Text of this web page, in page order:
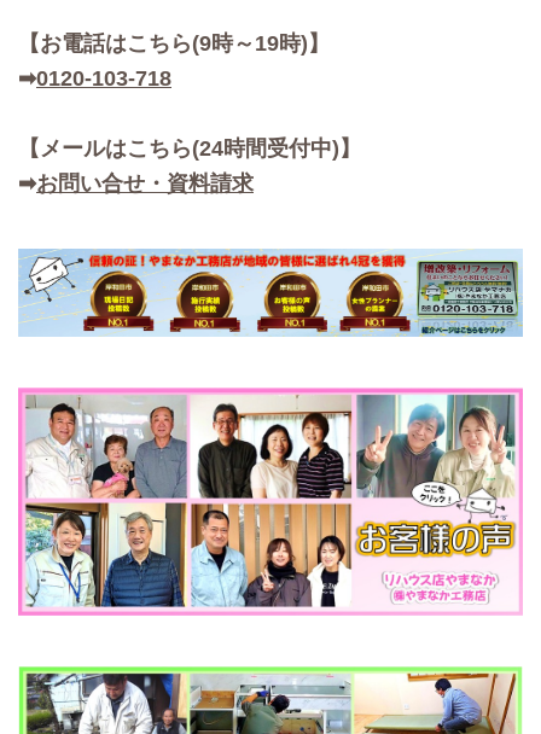
【お電話はこちら(9時～19時)】
➡0120-103-718
【メールはこちら(24時間受付中)】
➡お問い合せ・資料請求